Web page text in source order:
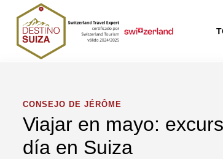
CONSEJO DE JÉRÔME
Viajar en mayo:
día en Suiza